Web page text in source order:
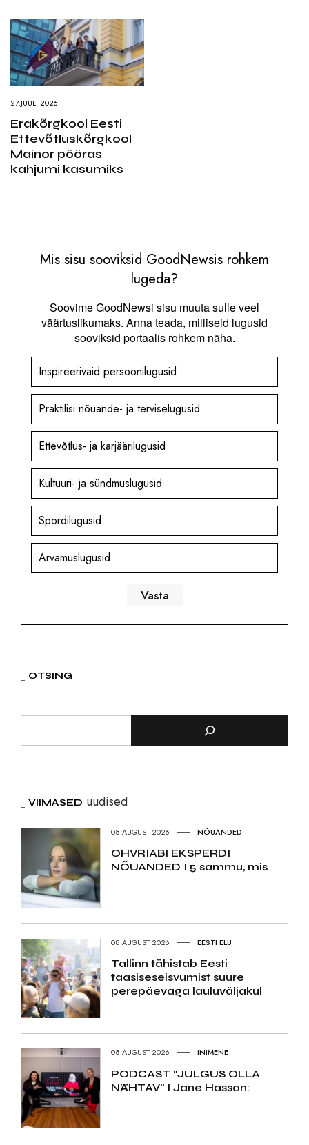
27.JUULI 2026
Erakõrgkool Eesti
Ettevõtluskõrgkool
Mainor pööras
kahjumi kasumiks
Mis sisu sooviksid GoodNewsis rohkem
lugeda?
Soovime GoodNewsi sisu muuta sulle veel
väärtuslikumaks. Anna teada, milliseid lugusid
sooviksid portaalis rohkem näha.
Inspireerivaid persoonilugusid
Praktilisi nõuande- ja terviselugusid
Ettevõtlus- ja karjäärilugusid
Kultuuri- ja sündmuslugusid
Spordilugusid
Arvamuslugusid
OTSING
VIIMASED uudised
08.AUGUST 2026 NÕUANDED
OHVRIABI EKSPERDI
NÕUANDED I 5 sammu, mis
08.AUGUST 2026 EESTI ELU
Tallinn tähistab Eesti
taasiseseisvumist suure
perepäevaga lauluväljakul
08.AUGUST 2026 INIMENE
PODCAST “JULGUS OLLA
NÄHTAV” I Jane Hassan: